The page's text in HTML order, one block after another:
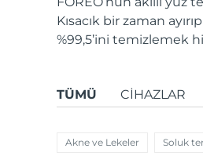
Kısacık bir zaman
%99,5’ini temizlemek
TÜMÜ CIHAZLAR
Akne ve Lekeler Soluk
POPÜLER
Özel teklifler